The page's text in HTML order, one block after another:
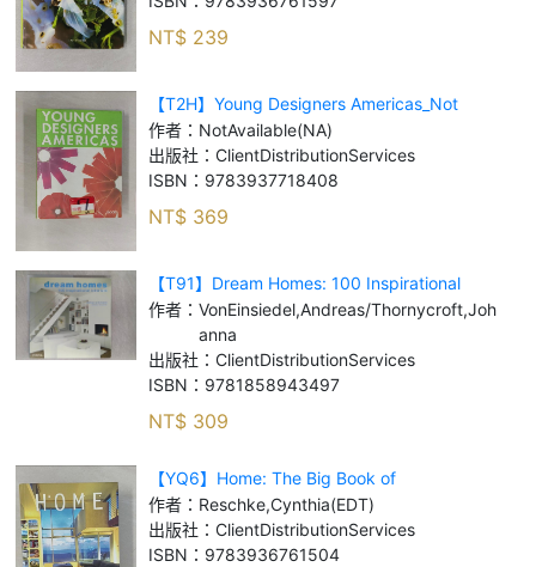
NT$ 239
【T2H】Young Designers Americas_Not
Available (NA)
作者： NotAvailable(NA)
出版社： ClientDistributionServices
ISBN： 9783937718408
NT$ 369
【T91】Dream Homes: 100 Inspirational
Interiors_Von Einsiedel, Andreas/
作者： VonEinsiedel,Andreas/Thornycroft,Joh
anna
出版社： ClientDistributionServices
ISBN： 9781858943497
NT$ 309
【YQ6】Home: The Big Book of
Residentials_Reschke, Cynthia (EDT)
作者： Reschke,Cynthia(EDT)
出版社： ClientDistributionServices
ISBN： 9783936761504